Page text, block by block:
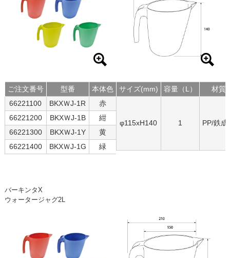
ご注文番号 型番
本体色
66221100
BKXＷJ-1R
赤
66221200
BKXＷJ-1B
紺
66221300
BKXＷJ-1Y
黄
66221400
BKXＷJ-1G 緑
サイズ(mm) 容量（L） 材質
φ115xH140 1 PP/鉄成
バーキンタX
ウォータージャグ2L